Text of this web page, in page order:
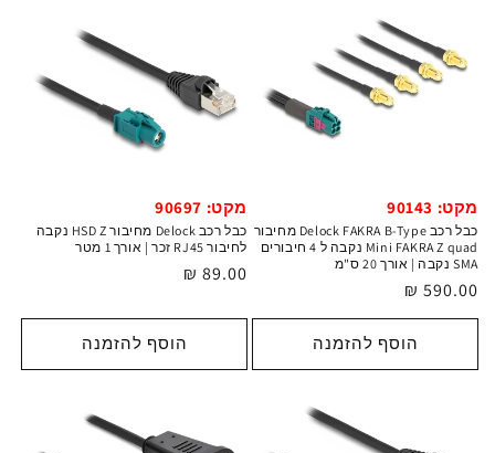
מקט: 90143
כבל רכב Delock FAKRA B-Type מחיבור
Mini FAKRA Z quad נקבה ל 4 חיבורים
SMA נקבה | אורך 20 ס"מ
מחיר
רגיל
590.00 ₪
הוסף להזמנה
מקט: 90697
כבל רכב Delock מחיבור HSD Z נקבה
לחיבור RJ45 זכר | אורך 1 מטר
מחיר
89.00 ₪
הוסף להזמנה